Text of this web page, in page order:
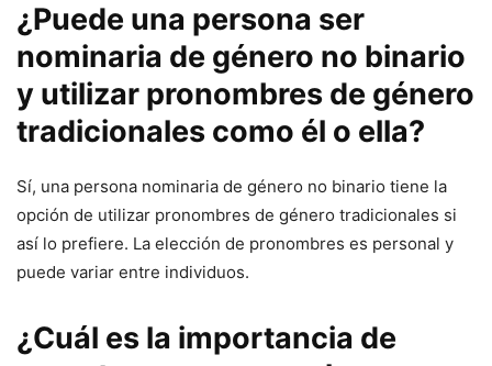
¿Puede una persona ser
nominaria de género no binario
y utilizar pronombres de género
tradicionales como él o ella?
Sí, una persona nominaria de género no binario tiene la
opción de utilizar pronombres de género tradicionales si
así lo prefiere. La elección de pronombres es personal y
puede variar entre individuos.
¿Cuál es la importancia de